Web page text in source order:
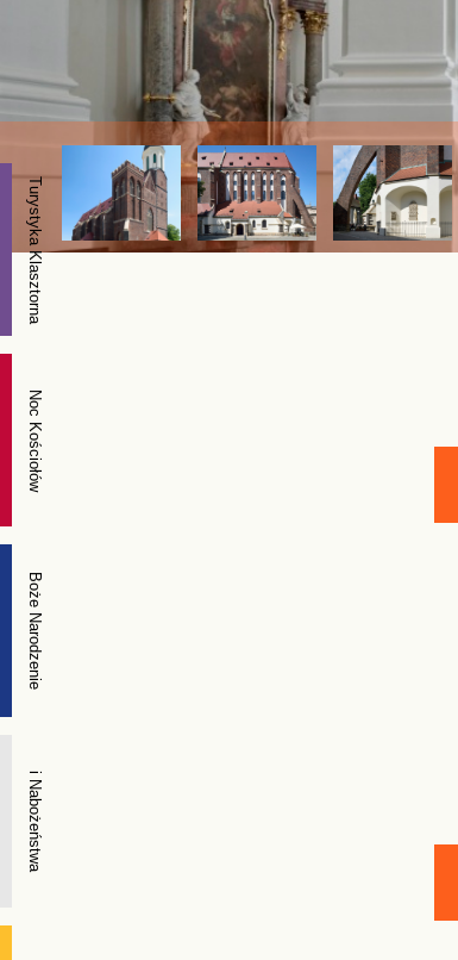
Turystyka Klasztorna
Noc Kościołów
Boże Narodzenie
i Nabożeństwa